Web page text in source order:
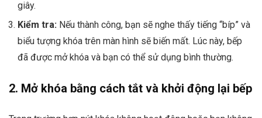
giây.
Kiểm tra: Nếu thành công, bạn sẽ nghe thấy tiếng “bíp” và
biểu tượng khóa trên màn hình sẽ biến mất. Lúc này, bếp
đã được mở khóa và bạn có thể sử dụng bình thường.
2. Mở khóa bằng cách tắt và khởi động lại bếp